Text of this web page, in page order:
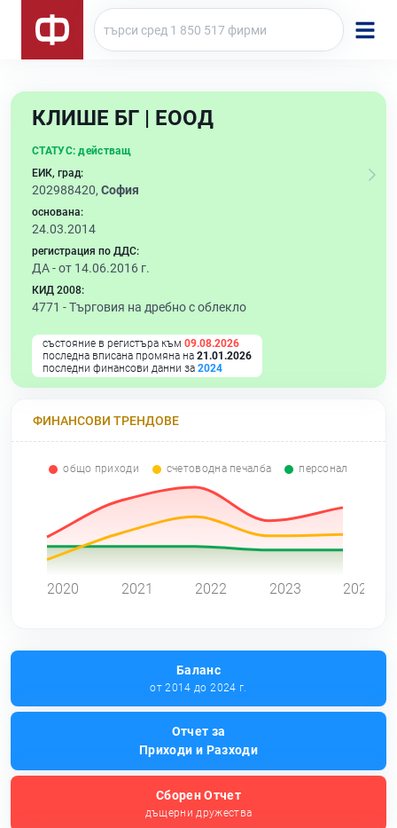
КЛИШЕ БГ | ЕООД
СТАТУС: действащ
ЕИК, град:
202988420, София
основана:
24.03.2014
регистрация по ДДС:
ДА - от 14.06.2016 г.
КИД 2008:
4771 -Търговия на дребно с облекло
състояние в регистъра към 09.08.2026
последна вписана промяна на 21.01.2026
последни финансови данни за 2024
ФИНАНСОВИ ТРЕНДОВЕ
общо приходи счетоводна печалба персонал
2020 2021 2022 2023 2024
Баланс
от 2014 до 2024 г.
Отчет за
Приходи и Разходи
Сборен Отчет
дъщерни дружества